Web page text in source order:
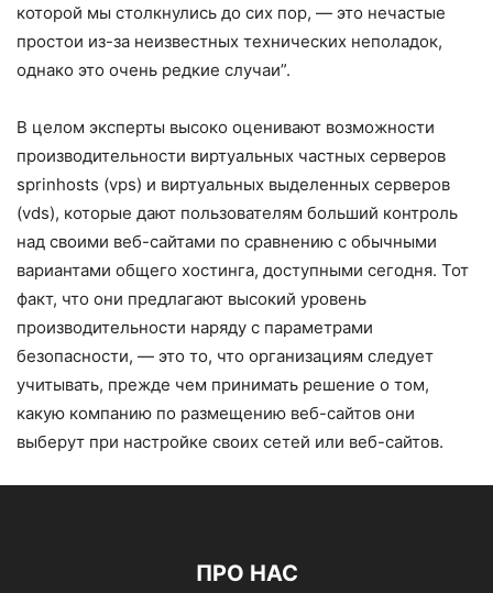
которой мы столкнулись до сих пор, — это нечастые
простои из-за неизвестных технических неполадок,
однако это очень редкие случаи”.
В целом эксперты высоко оценивают возможности
производительности виртуальных частных серверов
sprinhosts (vps) и виртуальных выделенных серверов
(vds), которые дают пользователям больший контроль
над своими веб-сайтами по сравнению с обычными
вариантами общего хостинга, доступными сегодня. Тот
факт, что они предлагают высокий уровень
производительности наряду с параметрами
безопасности, — это то, что организациям следует
учитывать, прежде чем принимать решение о том,
какую компанию по размещению веб-сайтов они
выберут при настройке своих сетей или веб-сайтов.
ПРО НАС